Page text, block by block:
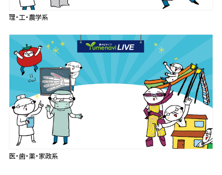
理・工・農学系
医・歯・薬・家政系